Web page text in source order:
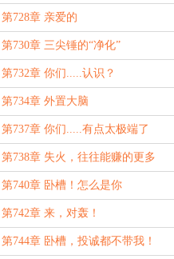
第728章 亲爱的
第730章 三尖锤的“净化”
第732章 你们.....认识？
第734章 外置大脑
第737章 你们.....有点太极端了
第738章 失火，往往能赚的更多
嘛！
第740章 卧槽！怎么是你
第742章 来，对轰！
第744章 卧槽，投诚都不带我！